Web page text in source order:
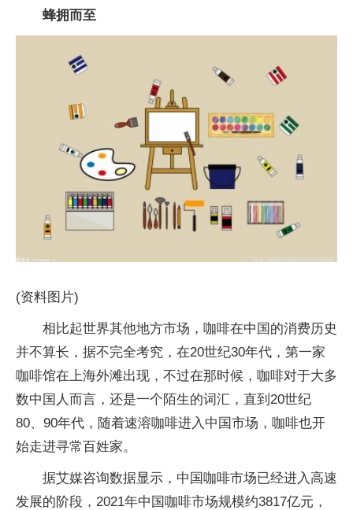
蜂拥而至
(资料图片)
相比起世界其他地方市场，咖啡在中国的消费历史
并不算长，据不完全考究，在20世纪30年代，第一家
咖啡馆在上海外滩出现，不过在那时候，咖啡对于大多
数中国人而言，还是一个陌生的词汇，直到20世纪
80、90年代，随着速溶咖啡进入中国市场，咖啡也开
始走进寻常百姓家。
据艾媒咨询数据显示，中国咖啡市场已经进入高速
发展的阶段，2021年中国咖啡市场规模约3817亿元，